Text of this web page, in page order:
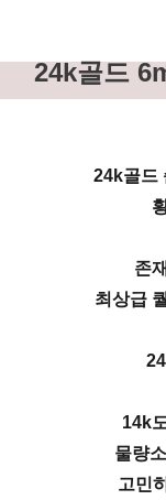
24k골드
24k골드
존
최상급
14k
물량
고민